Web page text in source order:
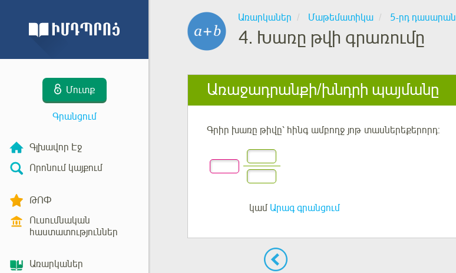
Մուտք
Գրանցում
Գլխավոր Էջ
Որոնում կայքում
ԹՈՓ
Ուսումնական
հաստատություններ
Առարկաներ
Առարկաներ Մաթեմատիկա 5-րդ դասարան
4. Խառը թվի գրառումը
Առաջադրանքի/խնդրի պայմանը
Գրիր խառը թիվը՝ հինգամբողջ յոթ տասներեքերորդ:
կամ Արագ գրանցում